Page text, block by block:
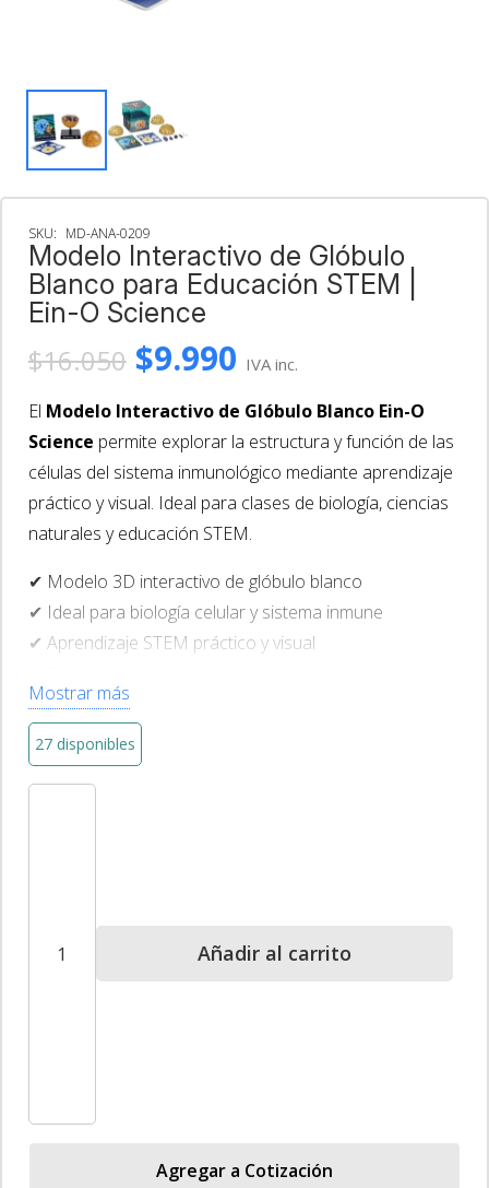
SKU: MD-ANA-0209
Modelo Interactivo de Glóbulo
Blanco para Educación STEM |
Ein-O Science
$16.050 El
precio
original
era:
$16.050.
$9.990El
actual
es:
$9.990.
IVA inc.
El Modelo Interactivo de Glóbulo Blanco Ein-O
Science permite explorar la estructura y función de las
células del sistema inmunológico mediante aprendizaje
práctico y visual. Ideal para clases de biología, ciencias
naturales y educación STEM.
✔ Modelo 3D interactivo de glóbulo blanco
✔ Ideal para biología celular y sistema inmune
✔ Aprendizaje STEM práctico y visual
✔ Incluye componentes internos desmontables
Mostrar más
27 disponibles
para
Añadir al carrito
Agregar a Cotización